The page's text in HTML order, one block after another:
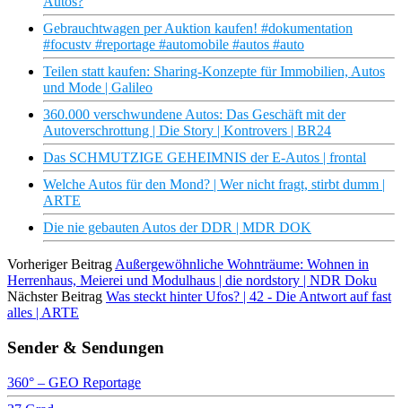
Gebrauchtwagen per Auktion kaufen! #dokumentation
#focustv #reportage #automobile #autos #auto
Teilen statt kaufen: Sharing-Konzepte für Immobilien, Autos
und Mode | Galileo
360.000 verschwundene Autos: Das Geschäft mit der
Autoverschrottung | Die Story | Kontrovers | BR24
Das SCHMUTZIGE GEHEIMNIS der E-Autos | frontal
Welche Autos für den Mond? | Wer nicht fragt, stirbt dumm |
ARTE
Die nie gebauten Autos der DDR | MDR DOK
Vorheriger Beitrag Außergewöhnliche Wohnträume: Wohnen in
Herrenhaus, Meierei und Modulhaus | die nordstory | NDR Doku
Nächster Beitrag Was steckt hinter Ufos? | 42 - Die Antwort auf fast
alles | ARTE
Sender & Sendungen
360° – GEO Reportage